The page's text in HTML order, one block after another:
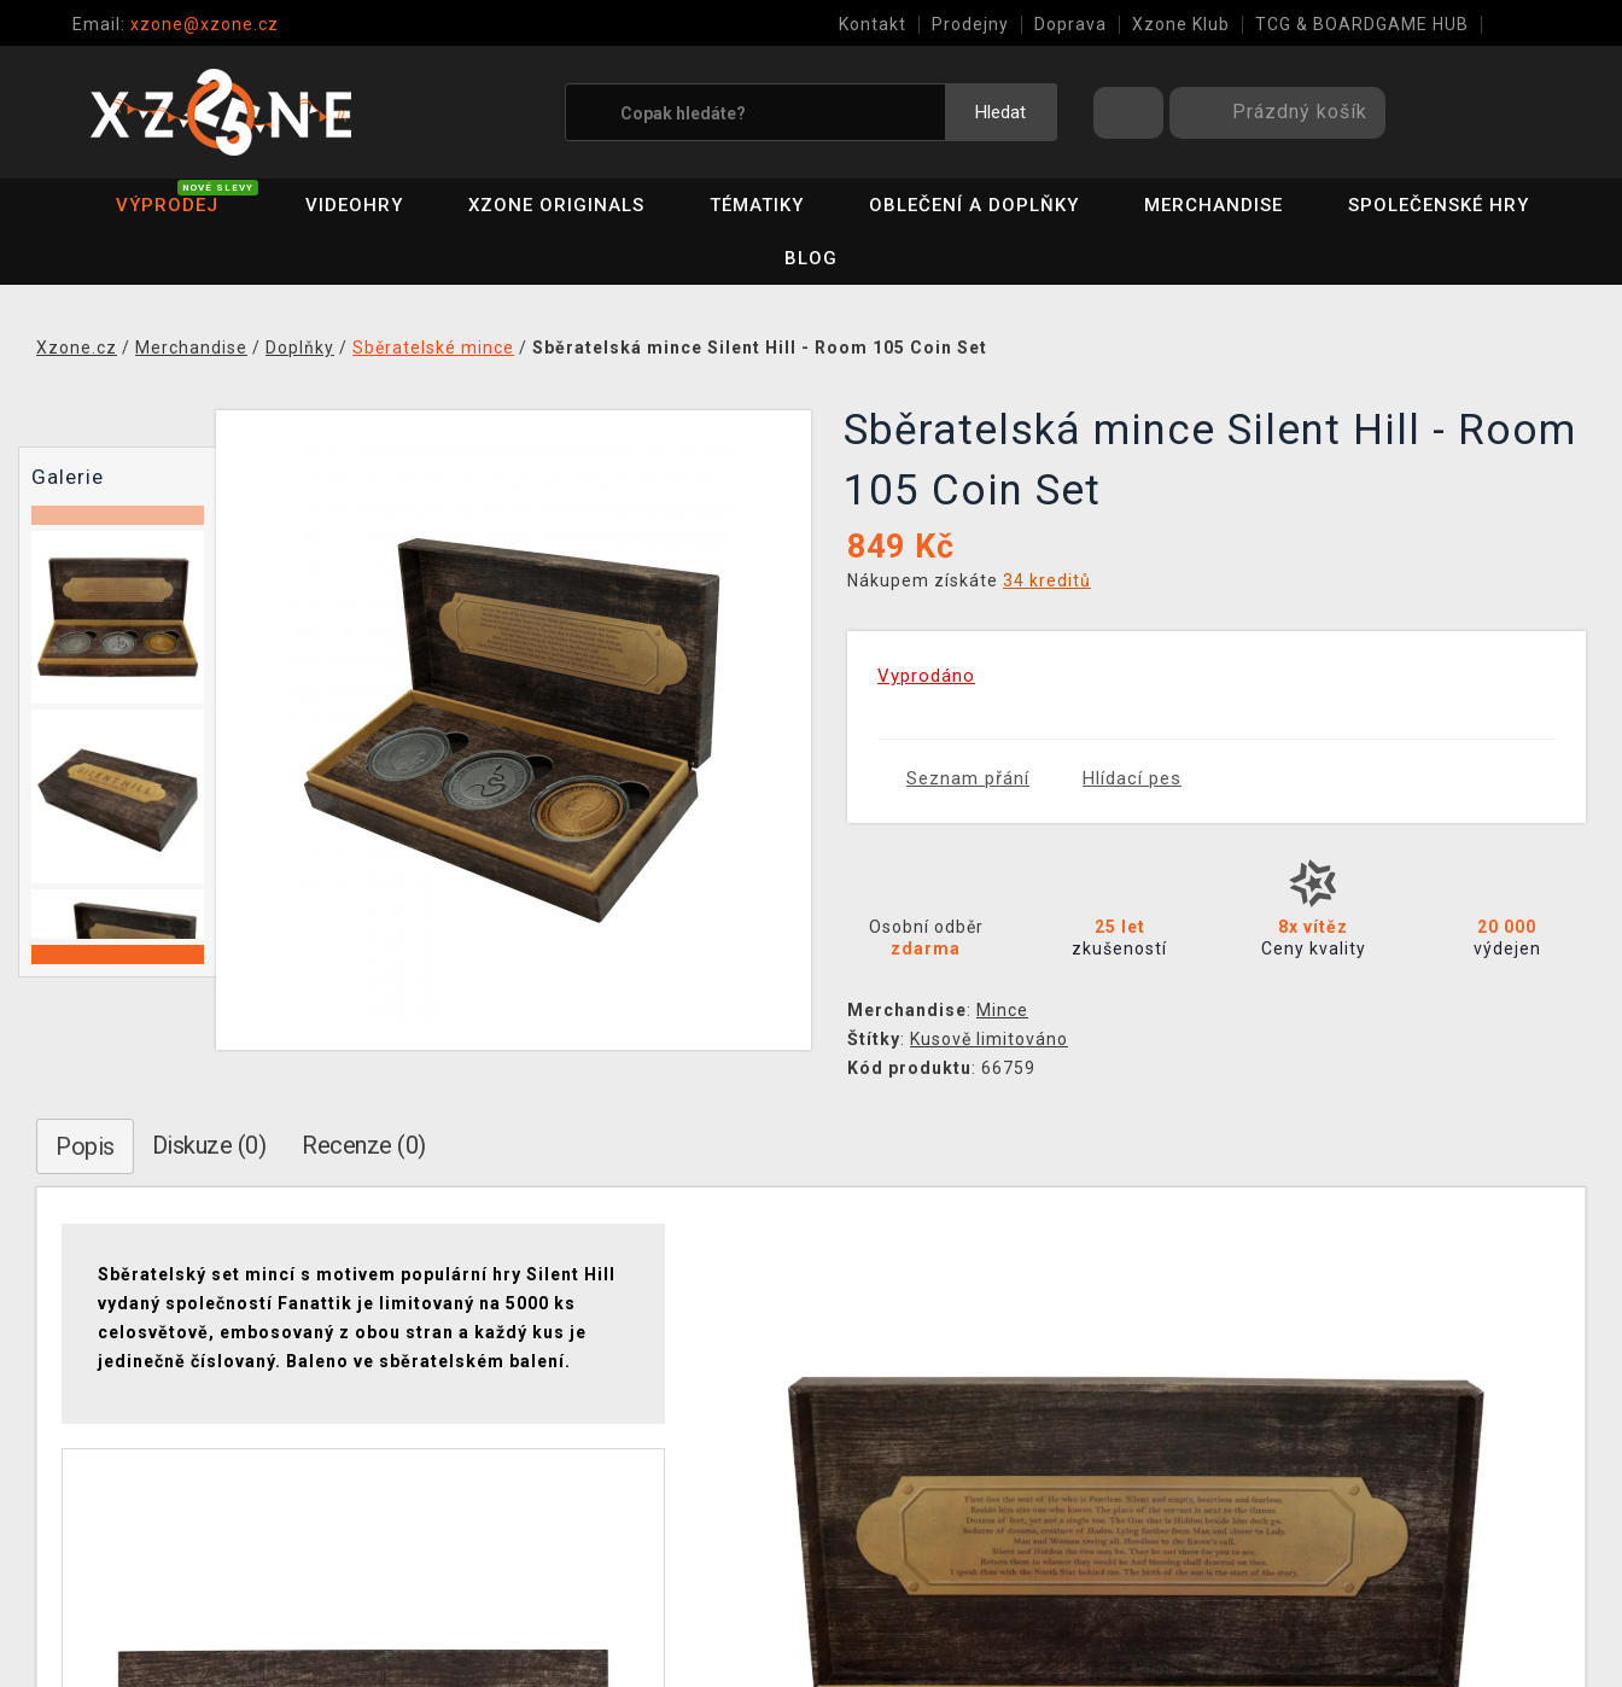
Email: xzone@xzone.cz Kontakt Prodejny Doprava Xzone Klub TCG & BOARDGAME HUB
Hledat Prázdný košík
VÝPRODEJ
NOVÉ SLEVY
VIDEOHRY XZONE ORIGINALS TÉMATIKY OBLEČENÍ A DOPLŇKY MERCHANDISE SPOLEČENSKÉ HRY
BLOG
Xzone.cz / Merchandise / Doplňky / Sběratelské mince / Sběratelská mince Silent Hill - Room 105 Coin Set
Galerie
Sběratelská mince Silent Hill - Room
105 Coin Set
849 Kč
Nákupem získáte 34 kreditů
Vyprodáno
Seznam přání Hlídací pes
Osobní odběr
zdarma
25 let
zkušeností
8x vítěz
Ceny kvality
20 000
výdejen
Merchandise: Mince
Štítky: Kusově limitováno
Kód produktu: 66759
Popis Diskuze (0) Recenze (0)
Sběratelský set mincí s motivem populární hry Silent Hill
vydaný společností Fanattik je limitovaný na 5000 ks
celosvětově, embosovaný z obou stran a každý kus je
jedinečně číslovaný. Baleno ve sběratelském balení.